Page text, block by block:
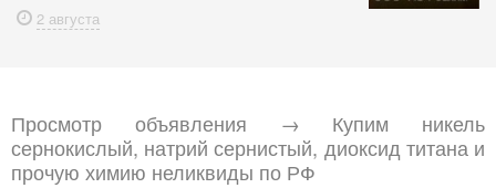
2 августа
Просмотр объявления → Купим никель
сернокислый, натрий сернистый, диоксид титана и
прочую химию неликвиды по РФ